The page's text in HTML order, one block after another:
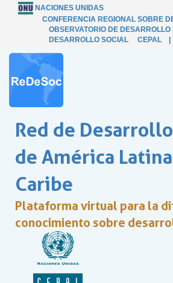
NACIONES UNIDAS
CONFERENCIA REGIONAL SOBRE
OBSERVATORIO DE DESARROLLO
DESARROLLO SOCIAL
CEPAL
Red de
de América
Caribe
Plataforma virtual para la
conocimiento sobre